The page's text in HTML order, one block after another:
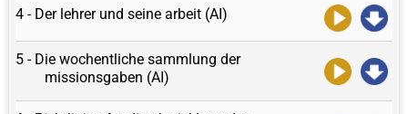
4 - Der lehrer und seine arbeit (AI)
5 - Die wochentliche sammlung der
missionsgaben (AI)